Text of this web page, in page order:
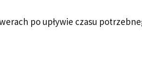
po upływie czasu